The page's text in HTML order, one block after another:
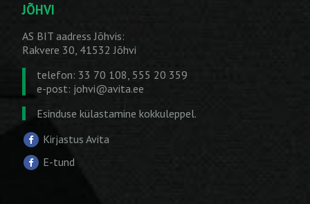
JÕHVI
AS BIT aadress Jõhvis:
Rakvere 30, 41532 Jõhvi
telefon: 33 70 108, 555 20 359
e-post: johvi@avita.ee
Esinduse külastamine kokkuleppel.
Kirjastus Avita
E-tund